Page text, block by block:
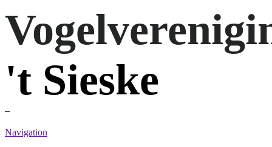
't Sieske
–
Navigation